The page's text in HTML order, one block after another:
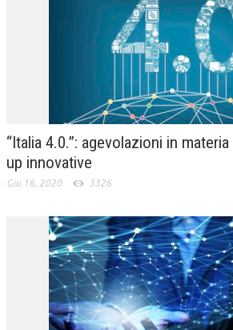
“Italia 4.0.”: agevolazioni in
up innovative
Giu 16, 2020 3326